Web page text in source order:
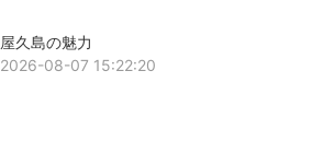
屋久島の魅力
2026-08-07 15:22:20